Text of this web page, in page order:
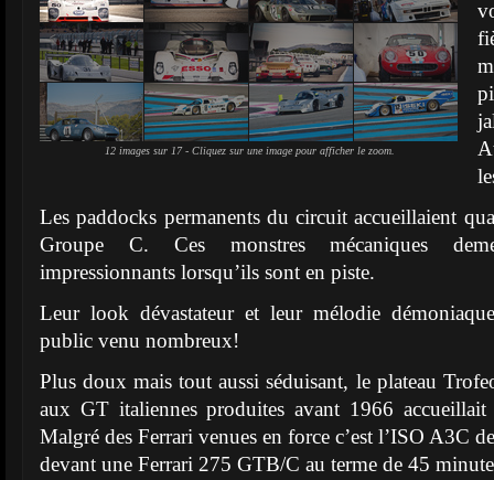
12 images sur 17 - Cliquez sur une image pour afficher le zoom.
Les paddocks permanents du circuit accueillaient
Groupe C. Ces monstres mécaniques
impressionnants lorsqu’ils sont en piste.
Leur look dévastateur et leur mélodie
public venu nombreux!
Plus doux mais tout aussi séduisant, le plateau
aux GT italiennes produites avant 1966 accueillait
Malgré des Ferrari venues en force c’est l’ISO A3C
devant une Ferrari 275 GTB/C au terme de 45